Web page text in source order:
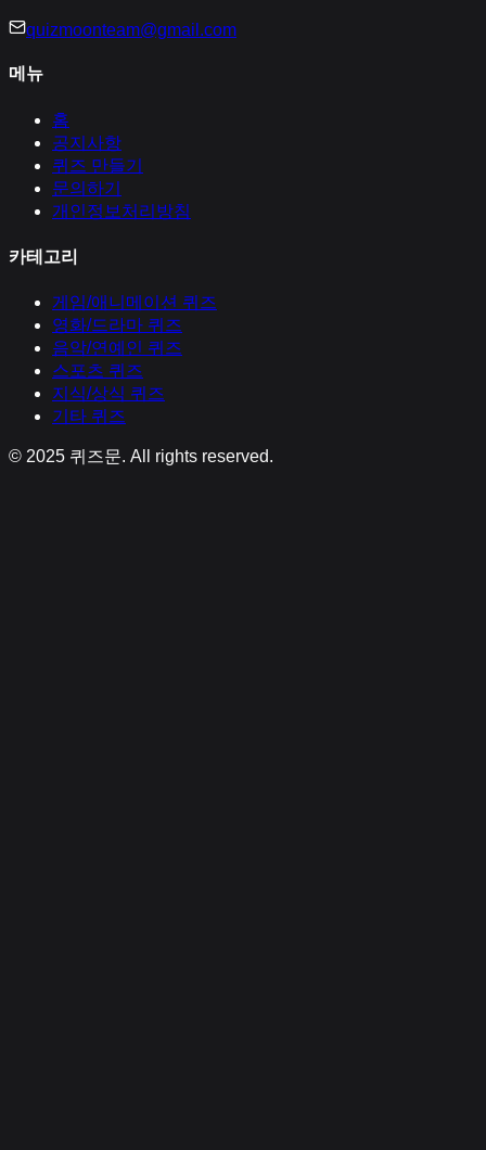
quizmoonteam@gmail.com
메뉴
홈
공지사항
퀴즈 만들기
문의하기
개인정보처리방침
카테고리
게임/애니메이션 퀴즈
영화/드라마 퀴즈
음악/연예인 퀴즈
스포츠 퀴즈
지식/상식 퀴즈
기타 퀴즈
© 2025 퀴즈문. All rights reserved.